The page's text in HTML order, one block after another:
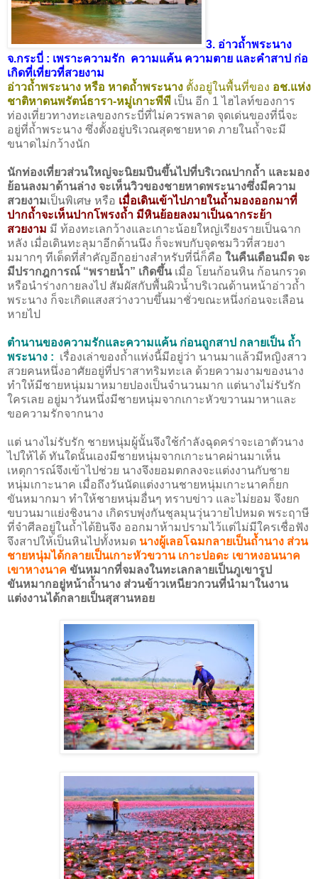
3. อ่าวถ้ำพระนาง
จ.กระบี่ : เพราะความรัก ความแค้น ความตาย และคำสาป ก่อ
เกิดที่เที่ยวที่สวยงาม
อ่าวถ้ำพระนาง หรือ หาดถ้ำพระนาง ตั้งอยู่ในพื้นที่ของ อช.แห่ง
ชาติหาดนพรัตน์ธารา-หมู่เกาะพีพี เป็น อีก 1 ไฮไลท์ของการ
ท่องเที่ยวทางทะเลของกระบี่ที่ไม่ควรพลาด จุดเด่นของที่นี่จะ
อยู่ที่ถ้ำพระนาง ซึ่งตั้งอยู่บริเวณสุดชายหาด ภายในถ้ำจะมี
ขนาดไม่กว้างนัก
นักท่องเที่ยวส่วนใหญ่จะนิยมปีนขึ้นไปที่บริเวณปากถ้ำ และมอง
ย้อนลงมาด้านล่าง จะเห็นวิวของชายหาดพระนางซึ่งมีความ
สวยงามเป็นพิเศษ หรือ เมื่อเดินเข้าไปภายในถ้ำมองออกมาที่
ปากถ้ำจะเห็นปากโพรงถ้ำ มีหินย้อยลงมาเป็นฉากระย้า
สวยงาม มี ท้องทะเลกว้างและเกาะน้อยใหญ่เรียงรายเป็นฉาก
หลัง เมื่อเดินทะลุมาอีกด้านนึง ก็จะพบกับจุดชมวิวที่สวยงา
มมากๆ ทีเด็ดที่สำคัญอีกอย่างสำหรับที่นี่ก็คือ ในคืนเดือนมืด จะ
มีปรากฎการณ์ “พรายน้ำ” เกิดขึ้นเมื่อ โยนก้อนหิน ก้อนกรวด
หรือนำร่างกายลงไป สัมผัสกับพื้นผิวน้ำบริเวณด้านหน้าอ่าวถ้ำ
พระนาง ก็จะเกิดแสงสว่างวาบขึ้นมาชั่วขณะหนึ่งก่อนจะเลือน
หายไป
ตำนานของความรักและความแค้น ก่อนถูกสาป กลายเป็น ถ้ำ
พระนาง : เรื่องเล่าของถ้ำแห่งนี้มีอยู่ว่า นานมาแล้วมีหญิงสาว
สวยคนหนึ่งอาศัยอยู่ที่ปราสาทริมทะเล ด้วยความงามของนาง
ทำให้มีชายหนุ่มมาหมายปองเป็นจำนวนมาก แต่นางไม่รับรัก
ใครเลย อยู่มาวันหนึ่งมีชายหนุ่มจากเกาะหัวขวานมาหาและ
ขอความรักจากนาง
แต่ นางไม่รับรัก ชายหนุ่มผู้นั้นจึงใช้กำลังฉุดคร่าจะเอาตัวนาง
ไปให้ได้ ทันใดนั้นเองมีชายหนุ่มจากเกาะนาคผ่านมาเห็น
เหตุการณ์จึงเข้าไปช่วย นางจึงยอมตกลงจะแต่งงานกับชาย
หนุ่มเกาะนาค เมื่อถึงวันนัดแต่งงานชายหนุ่มเกาะนาคก็ยก
ขันหมากมา ทำให้ชายหนุ่มอื่นๆ ทราบข่าว และไม่ยอม จึงยก
ขบวนมาแย่งชิงนาง เกิดรบพุ่งกันชุลมุนวุ่นวายไปหมด พระฤาษี
ที่จำศีลอยู่ในถ้ำได้ยินจึง ออกมาห้ามปรามไว้แต่ไม่มีใครเชื่อฟัง
จึงสาปให้เป็นหินไปทั้งหมด นางผู้เลอโฉมกลายเป็นถ้ำนาง ส่วน
ชายหนุ่มได้กลายเป็นเกาะหัวขวาน เกาะปอดะ เขาหงอนนาค
เขาหางนาค ขันหมากที่จมลงในทะเลกลายเป็นภูเขารูป
ขันหมากอยู่หน้าถ้ำนาง ส่วนข้าวเหนียวกวนที่นำมาในงาน
แต่งงานได้กลายเป็นสุสานหอย